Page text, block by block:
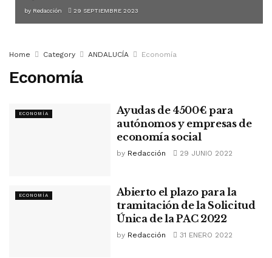
by Redacción 29 SEPTIEMBRE 2023
Home Category ANDALUCÍA Economía
Economía
ECONOMÍA
Ayudas de 4500€ para
autónomos y empresas de
economía social
by Redacción 29 JUNIO 2022
ECONOMÍA
Abierto el plazo para la
tramitación de la Solicitud
Única de la PAC 2022
by Redacción 31 ENERO 2022